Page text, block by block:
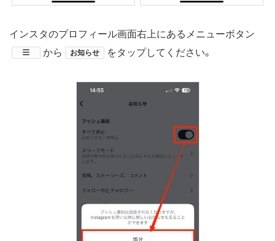
インスタのプロフィール画面右上にあるメニューボタン
​から
お知らせ をタップしてください。